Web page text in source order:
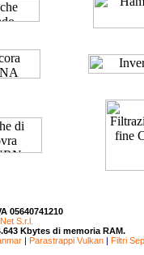
05640741210
S.r.l.
Kbytes di memoria RAM.
| Parastrappi Vulkan | Filtri